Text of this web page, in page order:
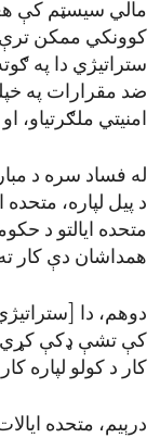
مالي سیسټم کې
کوونکي ممکن ترې
ستراتیژي دا په
ضد مقرارات په
امنیتي ملګرتیاو،
له فساد سره د
د پیل لپاره،
متحده ایالتو د
همداشان دې کار
دوهم، دا
کې تشې ډکې کړي
کار د کولو لپاره
درېیم، متحده